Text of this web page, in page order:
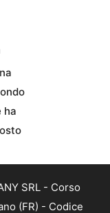
ha
SRL - Corso
(FR) - Codice